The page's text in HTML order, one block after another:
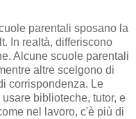
parentali sposano la
In realtà, differiscono
Alcune scuole parentali
altre scelgono di
corrispondenza. Le
biblioteche, tutor, e
nel lavoro, c'è più di